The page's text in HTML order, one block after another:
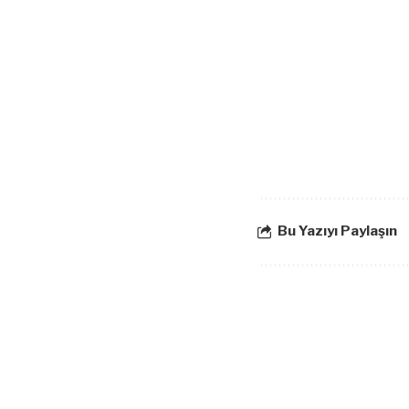
Bu Yazıyı Paylaşın